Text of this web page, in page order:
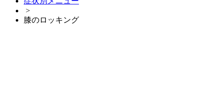
>
膝のロッキング